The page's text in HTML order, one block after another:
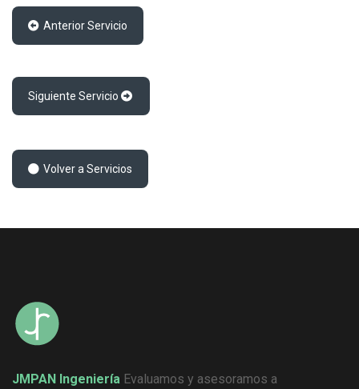
Anterior Servicio
Siguiente Servicio
Volver a Servicios
JMPAN Ingeniería Evaluamos y asesoramos a